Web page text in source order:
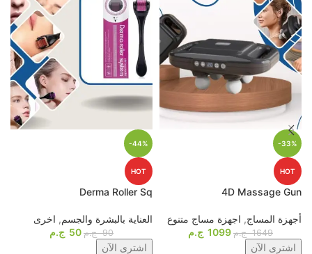
-33%
HOT
4D Massage Gun
أجهزة المساج, اجهزة مساج متنوع
1649 ج.م 1099 ج.م
اشترى الآن
-44%
HOT
Derma Roller Sq
العناية بالبشرة والجسم, اخرى
90 ج.م 50 ج.م
اشترى الآن